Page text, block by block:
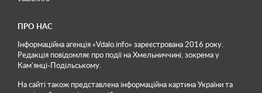
ПРО НАС
Інформаційна агенція «Vdalo.info» зареєстрована 2016 року.
Редакція повідомляє про події на Хмельниччині, зокрема у
Кам'янці-Подільському.
На сайті також представлена інформаційна картина України та